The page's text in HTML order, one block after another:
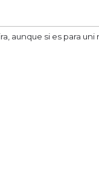
aunque si es para